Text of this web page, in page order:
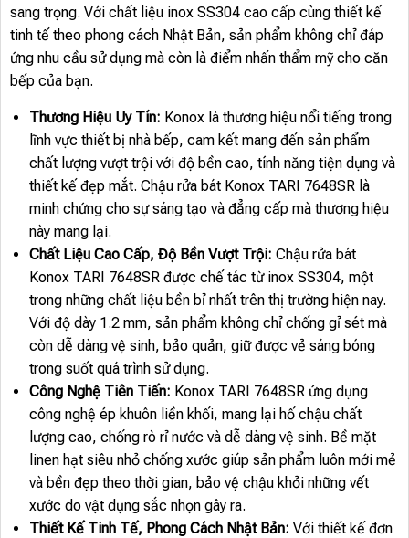
sang trọng. Với chất liệu inox SS304 cao cấp cùng thiết kế
tinh tế theo phong cách Nhật Bản, sản phẩm không chỉ đáp
ứng nhu cầu sử dụng mà còn là điểm nhấn thẩm mỹ cho căn
bếp của bạn.
Thương Hiệu Uy Tín: Konox là thương hiệu nổi tiếng trong
lĩnh vực thiết bị nhà bếp, cam kết mang đến sản phẩm
chất lượng vượt trội với độ bền cao, tính năng tiện dụng và
thiết kế đẹp mắt. Chậu rửa bát Konox TARI 7648SR là
minh chứng cho sự sáng tạo và đẳng cấp mà thương hiệu
này mang lại.
Chất Liệu Cao Cấp, Độ Bền Vượt Trội: Chậu rửa bát
Konox TARI 7648SR được chế tác từ inox SS304, một
trong những chất liệu bền bỉ nhất trên thị trường hiện nay.
Với độ dày 1.2 mm, sản phẩm không chỉ chống gỉ sét mà
còn dễ dàng vệ sinh, bảo quản, giữ được vẻ sáng bóng
trong suốt quá trình sử dụng.
Công Nghệ Tiên Tiến: Konox TARI 7648SR ứng dụng
công nghệ ép khuôn liền khối, mang lại hố chậu chất
lượng cao, chống rò rỉ nước và dễ dàng vệ sinh. Bề mặt
linen hạt siêu nhỏ chống xước giúp sản phẩm luôn mới mẻ
và bền đẹp theo thời gian, bảo vệ chậu khỏi những vết
xước do vật dụng sắc nhọn gây ra.
Thiết Kế Tinh Tế, Phong Cách Nhật Bản: Với thiết kế đơn